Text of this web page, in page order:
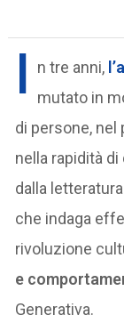
I n tre anni,
mutato in
di persone, nel
nella rapidità
dalla
che indaga
rivoluzione
e
Generativa.